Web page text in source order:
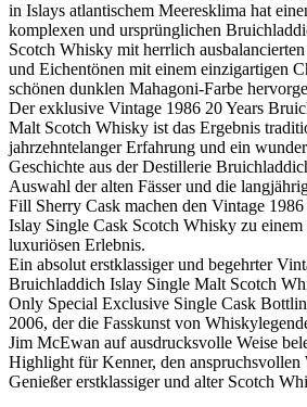
in Islays atlantischem Meeresklima hat
komplexen und ursprünglichen
Scotch Whisky mit herrlich
und Eichentönen mit einem einzigartigen
schönen dunklen Mahagoni-Farbe
Der exklusive Vintage 1986 20 Years
Malt Scotch Whisky ist das Ergebnis
jahrzehntelanger Erfahrung und ein
Geschichte aus der Destillerie
Auswahl der alten Fässer und die
Fill Sherry Cask machen den Vintage
Islay Single Cask Scotch Whisky zu
luxuriösen Erlebnis.
Ein absolut erstklassiger und begehrter
Bruichladdich Islay Single Malt Scotch
Only Special Exclusive Single Cask
2006, der die Fasskunst von
Jim McEwan auf ausdrucksvolle Weise
Highlight für Kenner, den anspruchsvollen
Genießer erstklassiger und alter Scotch